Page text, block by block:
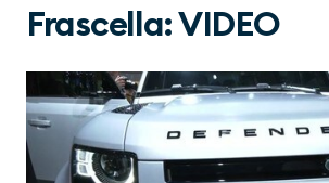
Frascella: VIDEO